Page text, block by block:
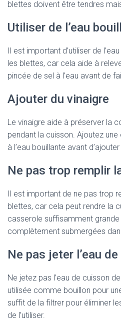
blettes doivent être tendres
Utiliser de l’eau
Il est important d’utiliser de
les blettes, car cela aide à
pincée de sel à l’eau avant de
Ajouter du vinaigre
Le vinaigre aide à préserver la
pendant la cuisson. Ajoutez
à l’eau bouillante avant
Ne pas trop remplir
Il est important de ne pas trop
blettes, car cela peut rendre la
casserole suffisamment
complètement submergées
Ne pas jeter l’eau
Ne jetez pas l’eau de cuisson
utilisée comme bouillon pour
suffit de la filtrer pour éliminer
de l’utiliser.